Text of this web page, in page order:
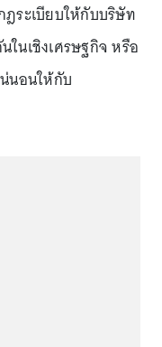
ระเบียบให้กับบริษัท
ในเชิงเศรษฐกิจ หรือ
นอนให้กับ